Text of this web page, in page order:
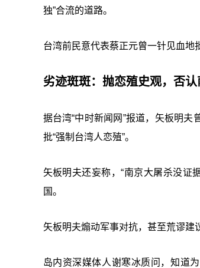
独”合流的道路。
台湾前民意代表蔡正元曾一针见血地
劣迹斑斑：抛恋殖史观，否
据台湾“中时新闻网”报道，矢板明
批“强制台湾人恋殖”。
矢板明夫还妄称，“南京大屠杀没证
国。
矢板明夫煽动军事对抗，甚至荒谬建
岛内资深媒体人谢寒冰质问，知道